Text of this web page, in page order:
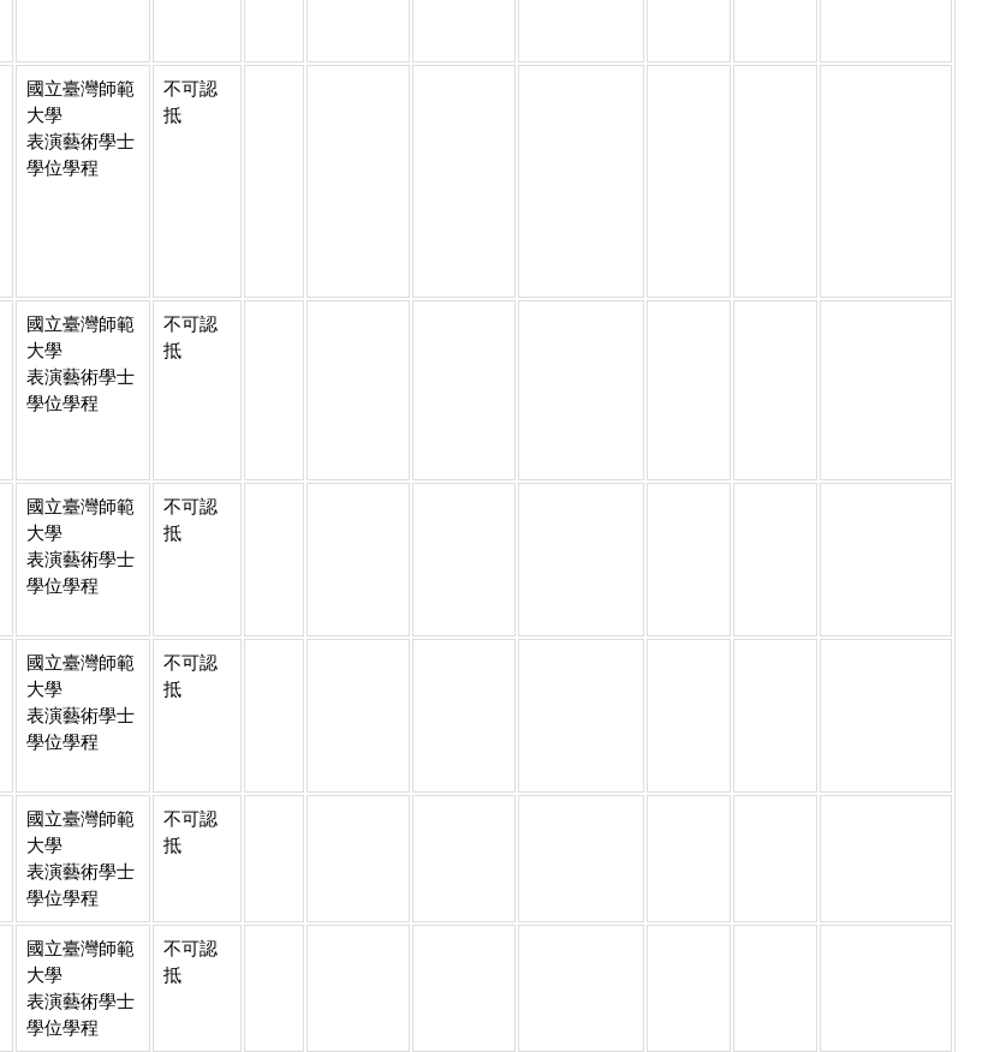
國立臺灣師範
大學
表演藝術學士
學位學程
不可認
抵
國立臺灣師範
大學
表演藝術學士
學位學程
不可認
抵
國立臺灣師範
大學
表演藝術學士
學位學程
不可認
抵
國立臺灣師範
大學
表演藝術學士
學位學程
不可認
抵
國立臺灣師範
大學
表演藝術學士
學位學程
不可認
抵
國立臺灣師範
大學
表演藝術學士
學位學程
不可認
抵